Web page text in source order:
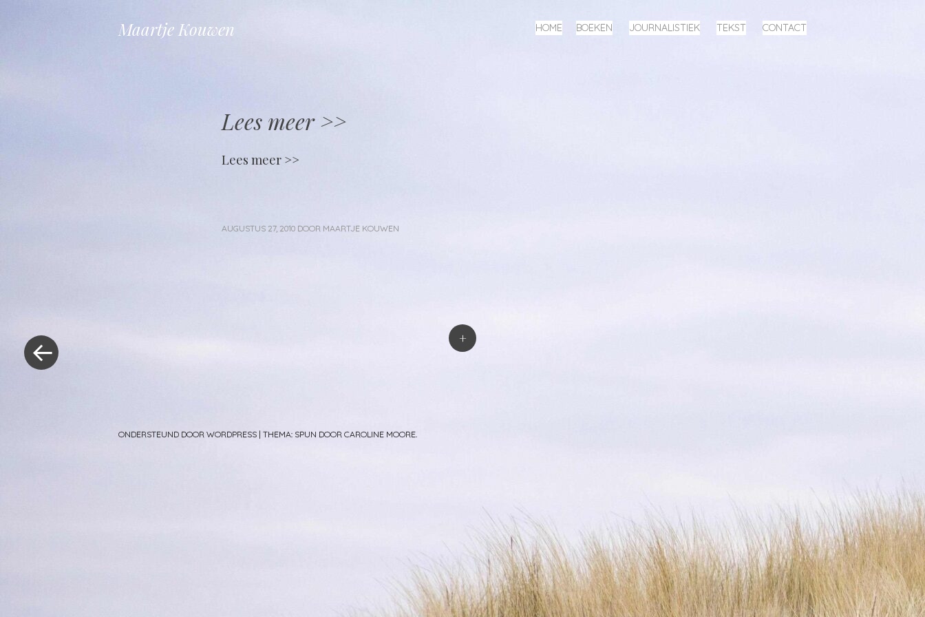
Maartje Kouwen HOME BOEKEN JOURNALISTIEK TEKST CONTACT
Lees meer >>
Lees meer >>
AUGUSTUS 27, 2010 DOOR MAARTJE KOUWEN
Vorig
bericht
+
ONDERSTEUND DOOR WORDPRESS | THEMA: SPUN DOOR CAROLINE MOORE.